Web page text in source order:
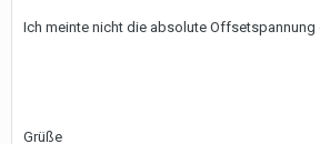
Ich meinte nicht die absolute Offsetspannung
Grüße